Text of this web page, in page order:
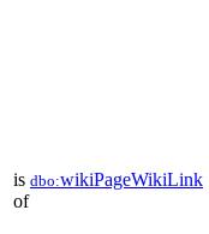
is dbo:wikiPageWikiLink
of